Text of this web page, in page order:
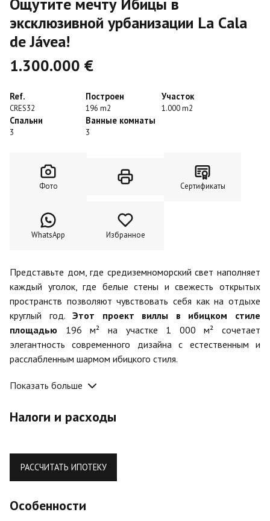
эксклюзивной урбанизации La Cala
de Jávea!
1.300.000 €
Ref.
CRES32
Построен
196 m2
Участок
1.000 m2
Спальни
3
Ванные комнаты
3
Фото Сертификаты
WhatsApp Избранное
Представьте дом, где средиземноморский свет наполняет
каждый уголок, где белые стены и свежесть открытых
пространств позволяют чувствовать себя как на отдыхе
круглый год.Этот проект виллы в ибицком стиле
площадью 196 м² на участке 1 000 м² сочетает
элегантность современного дизайна с естественным и
расслабленным шармом ибицкого стиля.
Жизнь на свежем воздухе:
солнечными террасами и перголой площадью 33 м² —
Интерьеры, которые вдохновляют:
Открытые пространства, кухня открытого типа, светлая
гостиная и панорамные окна, соединяющие интерьер с
Показать больше
Налоги и расходы
РАССЧИТАТЬ ИПОТЕКУ
Особенности